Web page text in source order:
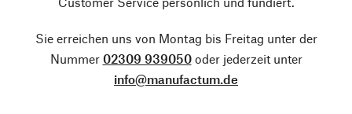
Sie erreichen uns von Montag bis Freitag unter der
Nummer 02309 939050oder jederzeit unter
info@manufactum.de